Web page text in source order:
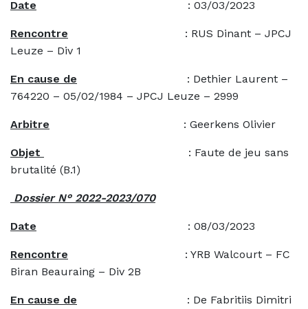
Date : 03/03/2023
Rencontre : RUS Dinant – JPCJ
Leuze – Div 1
En cause de : Dethier Laurent –
764220 – 05/02/1984 – JPCJ Leuze – 2999
Arbitre : Geerkens Olivier
Objet
: Faute de jeu sans
brutalité (B.1)
Dossier N° 2022-2023/070
Date : 08/03/2023
Rencontre : YRB Walcourt – FC
Biran Beauraing – Div 2B
En cause de : De Fabritiis Dimitri